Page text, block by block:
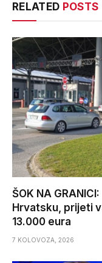
RELATED POSTS
ŠOK NA
Hrvatsku, prijeti
13.000 eura
7 KOLOVOZA, 2026